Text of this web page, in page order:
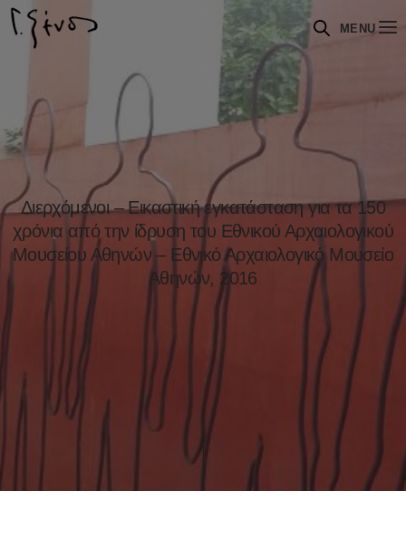
MENU
Διερχόμενοι – Εικαστική εγκατάσταση για τα 150
χρόνια από την ίδρυση του Εθνικού Αρχαιολογικού
Μουσείου Αθηνών – Εθνικό Αρχαιολογικό Μουσείο
Αθηνών, 2016